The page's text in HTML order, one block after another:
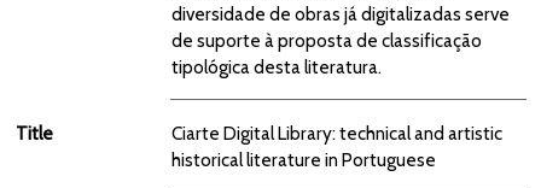
diversidade de obras já digitalizadas serve
de suporte à proposta de classificação
tipológica desta literatura.
Title
Ciarte Digital Library: technical and artistic
historical literature in Portuguese